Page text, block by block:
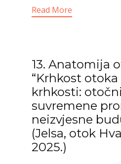
Read More
13. Anatomija
“Krhkost
krhkosti:
suvremene
neizvjesne
(Jelsa, otok
2025.)